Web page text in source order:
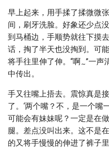
早上起来，用手揉了揉微微
间，刷牙洗脸。好象还少点
到马桶边，手顺势就往下摸
话，掏了半天也没掏到。可
将手往里伸了伸。“啊~”一声
中传出。
手又往嘴上捂去。震惊真是
了。‘两个嘴？不，是一个嘴
可能会有妹妹呢？一定是在
腿。差点没叫出来。这不是
的又将手慢慢的伸进了裤子里